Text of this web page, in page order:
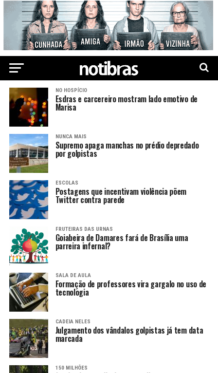
NO HOSPÍCIO
Esdras e carcereiro mostram lado emotivo de
Marisa
NUNCA MAIS
Supremo apaga manchas no prédio depredado
por golpistas
ESCOLAS
Postagens que incentivam violência põem
Twitter contra parede
FRUTEIRAS DAS URNAS
Goiabeira de Damares fará de Brasília uma
parreira infernal?
SALA DE AULA
Formação de professores vira gargalo no uso de
tecnologia
CADEIA NELES
Julgamento dos vândalos golpistas já tem data
marcada
150 MILHÕES